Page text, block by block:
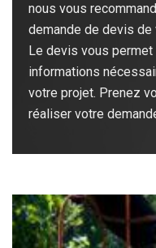
nous vous
demande de devis de
Le devis vous permet
informations
votre projet. Prenez
réaliser votre